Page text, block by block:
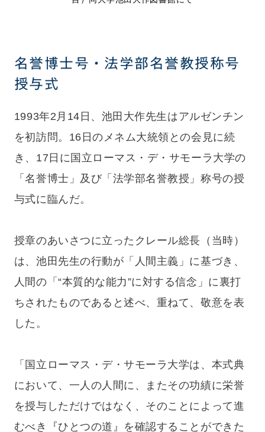
名誉博士号・法学部名誉教授称号
授与式
1993年2月14日、池田大作先生はアルゼンチン
を初訪問。16日のメネム大統領との会見に続
き、17日に国立ローマス・デ・サモーラ大学の
「名誉博士」及び「法学部名誉教授」称号の授
与式に臨んだ。
授章のあいさつに立ったクレール総長（当時）
は、池田先生の行動が「人間主義」に基づき、
人間の「“本質的な能力”に対する信念」に裏打
ちされたものであると述べ、重ねて、敬意を表
した。
「国立ローマス・デ・サモーラ大学は、本式典
において、一人の人間に、またその功績に栄誉
を授与しただけではなく、そのことによって進
むべき『ひとつの道』を確認することができた